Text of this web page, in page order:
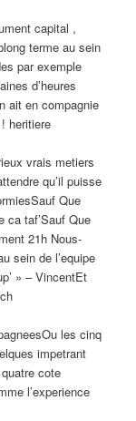
capital ,
terme au sein
par exemple
d’heures
ait en compagnie
heritiere
vrais metiers
qu’il puisse
Que
ca taf’Sauf Que
21h Nous-
sein de l’equipe
» – VincentEt
les cinq
impetrant
cote
l’experience